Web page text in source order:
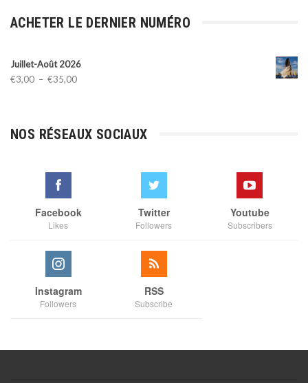
ACHETER LE DERNIER NUMÉRO
Juillet-Août 2026
€3,00 – €35,00Plage
à
NOS RÉSEAUX SOCIAUX
Facebook
Likes
Twitter
Followers
Youtube
Subscribers
Instagram
Followers
RSS
Subscribe